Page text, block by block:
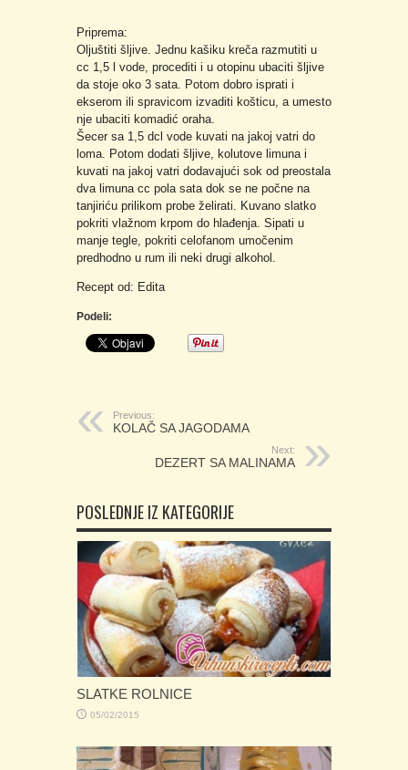
Priprema:
Oljuštiti šljive. Jednu kašiku kreča razmutiti u
cc 1,5 l vode, procediti i u otopinu ubaciti šljive
da stoje oko 3 sata. Potom dobro isprati i
ekserom ili spravicom izvaditi košticu, a umesto
nje ubaciti komadić oraha.
Šecer sa 1,5 dcl vode kuvati na jakoj vatri do
loma. Potom dodati šljive, kolutove limuna i
kuvati na jakoj vatri dodavajući sok od preostala
dva limuna cc pola sata dok se ne počne na
tanjiriću prilikom probe želirati. Kuvano slatko
pokriti vlažnom krpom do hlađenja. Sipati u
manje tegle, pokriti celofanom umočenim
predhodno u rum ili neki drugi alkohol.
Recept od: Edita
Podeli:
Previous:
KOLAČ SA JAGODAMA
Next:
DEZERT SA MALINAMA
POSLEDNJE IZ KATEGORIJE
SLATKE ROLNICE
05/02/2015